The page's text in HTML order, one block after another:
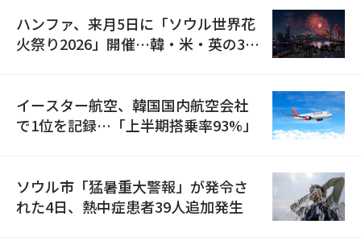
ハンファ、来月5日に「ソウル世界花
火祭り2026」開催…韓・米・英の3カ
イースター航空、韓国国内航空会社
で1位を記録…「上半期搭乗率93%」
ソウル市「猛暑重大警報」が発令さ
れた4日、熱中症患者39人追加発生